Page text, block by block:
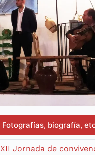
Fotografías, biografía,
XII Jornada de